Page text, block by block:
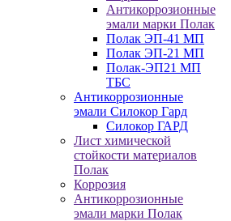
Антикоррозионные
эмали марки Полак
Полак ЭП-41 МП
Полак ЭП-21 МП
Полак-ЭП21 МП
ТБС
Антикоррозионные
эмали Силокор Гард
Силокор ГАРД
Лист химической
стойкости материалов
Полак
Коррозия
Антикоррозионные
эмали марки Полак